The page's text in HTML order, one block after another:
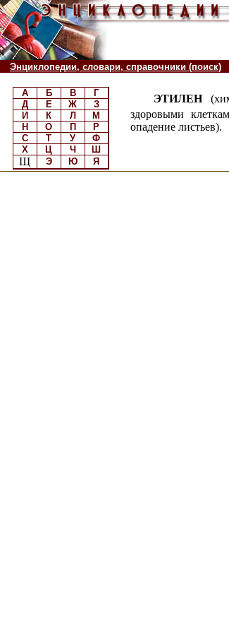
Энциклопедии, словари, справочники (поиск)
А Б В
Г
Д
Е Ж
З
И
К Л
М
Н
О П
Р
С
Т У
Ф
Х
Ц Ч Ш
Щ Э Ю Я
ЭТИЛЕН
здоровыми
опадение листьев).